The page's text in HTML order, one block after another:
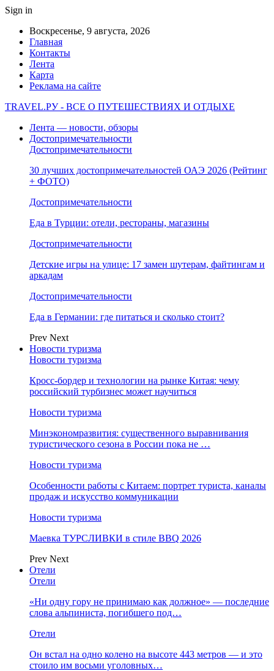
Sign in
Воскресенье, 9 августа, 2026
Главная
Контакты
Лента
Карта
Реклама на сайте
TRAVEL.РУ - ВСЕ О ПУТЕШЕСТВИЯХ И ОТДЫХЕ
Лента — новости, обзоры
Достопримечательности
Достопримечательности
30 лучших достопримечательностей ОАЭ 2026 (Рейтинг
+ ФОТО)
Достопримечательности
Еда в Турции: отели, рестораны, магазины
Достопримечательности
Детские игры на улице: 17 замен шутерам, файтингам и
аркадам
Достопримечательности
Еда в Германии: где питаться и сколько стоит?
Prev Next
Новости туризма
Новости туризма
Кросс-бордер и технологии на рынке Китая: чему
российский турбизнес может научиться
Новости туризма
Минэкономразвития: существенного выравнивания
туристического сезона в России пока не …
Новости туризма
Особенности работы с Китаем: портрет туриста, каналы
продаж и искусство коммуникации
Новости туризма
Маевка ТУРСЛИВКИ в стиле BBQ 2026
Prev Next
Отели
Отели
«Ни одну гору не принимаю как должное» — последние
слова альпиниста, погибшего под…
Отели
Он встал на одно колено на высоте 443 метров — и это
стоило им восьми уголовных…